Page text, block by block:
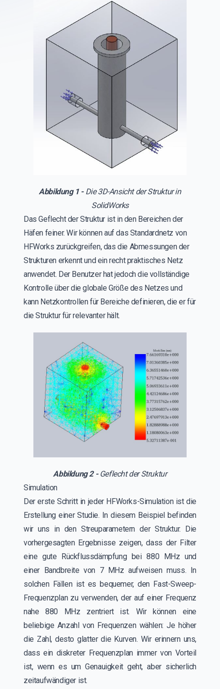
Abbildung 1 -Die 3D-Ansicht der Struktur in
SolidWorks
Das Geflecht der Struktur ist in den Bereichen der
Häfen feiner. Wir können auf das Standardnetz von
HFWorks zurückgreifen, das die Abmessungen der
Strukturen erkennt und ein recht praktisches Netz
anwendet. Der Benutzer hat jedoch die vollständige
Kontrolle über die globale Größe des Netzes und
kann Netzkontrollen für Bereiche definieren, die er für
die Struktur für relevanter hält.
Abbildung 2 -Geflecht der Struktur
Simulation
Der erste Schritt in jeder HFWorks-Simulation ist die
Erstellung einer Studie. In diesem Beispiel befinden
wir uns in den Streuparametern der Struktur. Die
vorhergesagten Ergebnisse zeigen, dass der Filter
eine gute Rückflussdämpfung bei 880 MHz und
einer Bandbreite von 7 MHz aufweisen muss. In
solchen Fällen ist es bequemer, den Fast-Sweep-
Frequenzplan zu verwenden, der auf einer Frequenz
nahe 880 MHz zentriert ist. Wir können eine
beliebige Anzahl von Frequenzen wählen: Je höher
die Zahl, desto glatter die Kurven. Wir erinnern uns,
dass ein diskreter Frequenzplan immer von Vorteil
ist, wenn es um Genauigkeit geht, aber sicherlich
zeitaufwändiger ist.